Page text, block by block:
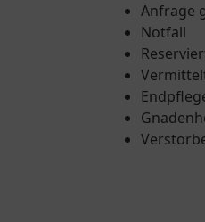
Anfrage
Notfall